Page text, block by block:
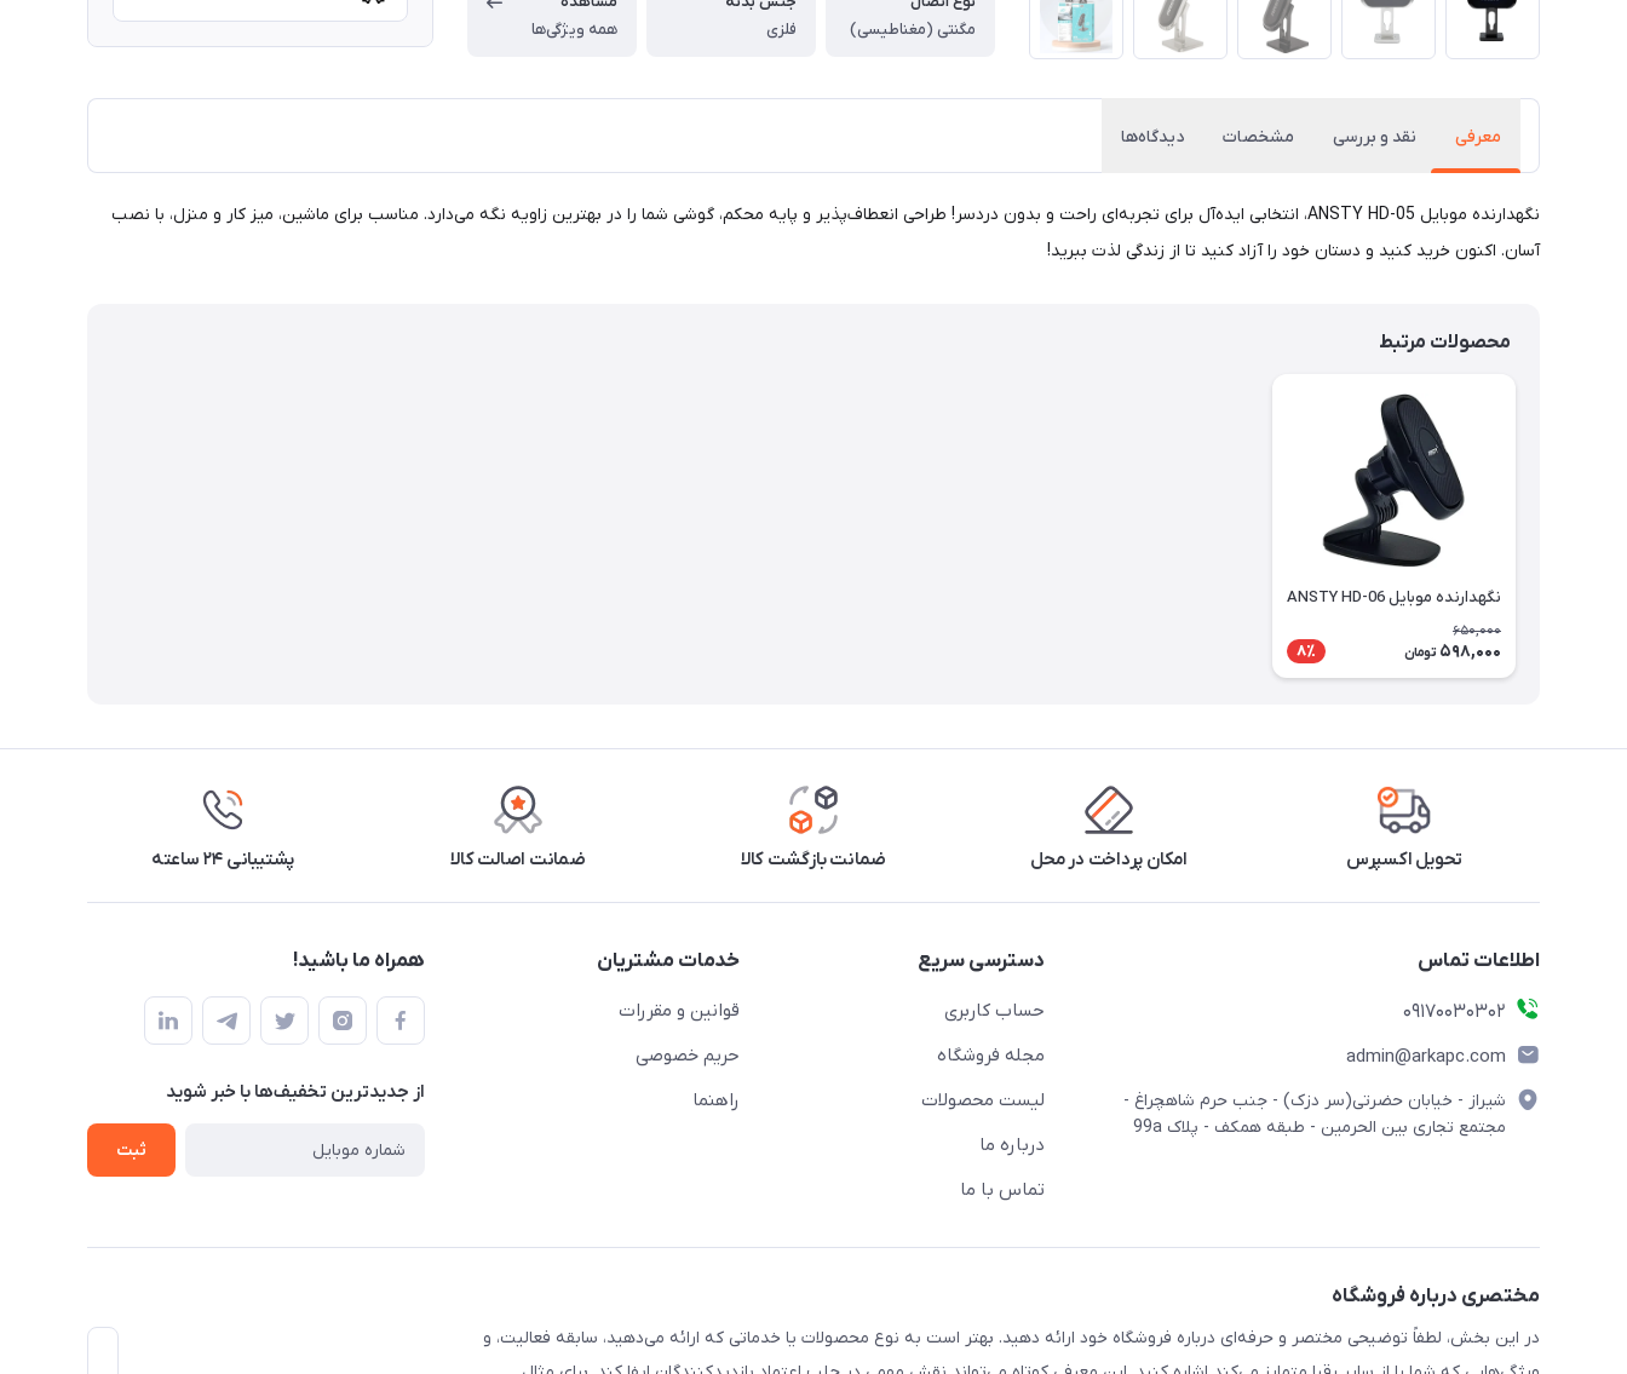
مگنتی (مغناطیسی)
فلزی
همه ویژگی‌ها
معرفی نقد و بررسی مشخصات دیدگاه‌ها
نگهدارنده موبایل ANSTY HD-05، انتخابی ایده‌آل برای تجربه‌ای راحت و بدون دردسر! طراحی انعطاف‌پذیر و پایه محکم، گوشی شما را در بهترین زاویه نگه می‌دارد. مناسب برای ماشین، میز کار و منزل، با نصب
آسان. اکنون خرید کنید و دستان خود را آزاد کنید تا از زندگی لذت ببرید!
محصولات مرتبط
نگهدارنده موبایل ANSTY HD-06
650,000
598,000 تومان 8٪
تحویل اکسپرس امکان پرداخت در محل ضمانت بازگشت کالا ضمانت اصالت کالا پشتیبانی ۲۴ ساعته
اطلاعات تماس
09170030302
admin@arkapc.com
شیراز - خیابان حضرتی(سر دزک) - جنب حرم شاهچراغ -
مجتمع تجاری بین الحرمین - طبقه همکف - پلاک 99a
دسترسی سریع
حساب کاربری
مجله فروشگاه
لیست محصولات
درباره ما
تماس با ما
خدمات مشتریان
قوانین و مقررات
حریم خصوصی
راهنما
همراه ما باشید!
از جدید‌ترین تخفیف‌ها با‌ خبر شوید
ثبت
مختصری درباره فروشگاه
در این بخش، لطفاً توضیحی مختصر و حرفه‌ای درباره فروشگاه خود ارائه دهید. بهتر است به نوع محصولات یا خدماتی که ارائه می‌دهید، سابقه فعالیت، و